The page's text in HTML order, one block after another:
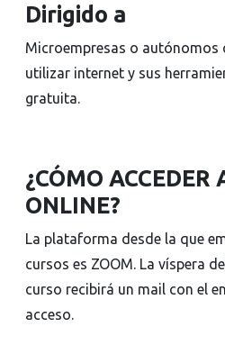
Dirigido a
Microempresas o autónomos
utilizar internet y sus
gratuita.
¿CÓMO ACCEDER
ONLINE?
La plataforma desde la que
cursos es ZOOM. La víspera
curso recibirá un mail con el
acceso.